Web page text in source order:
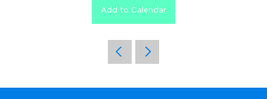
Add to Calendar